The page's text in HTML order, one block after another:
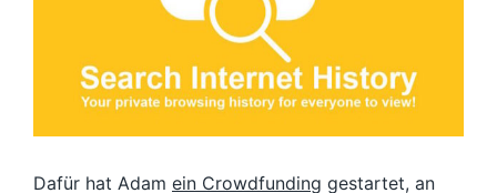
Dafür hat Adam ein Crowdfunding gestartet, an